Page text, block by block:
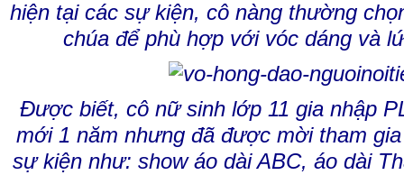
hiện tại các sự kiện, cô nàng thường
chúa để phù hợp với vóc dáng và
Được biết, cô nữ sinh lớp 11 gia nhập
mới 1 năm nhưng đã được mời tham
sự kiện như: show áo dài ABC, áo dài